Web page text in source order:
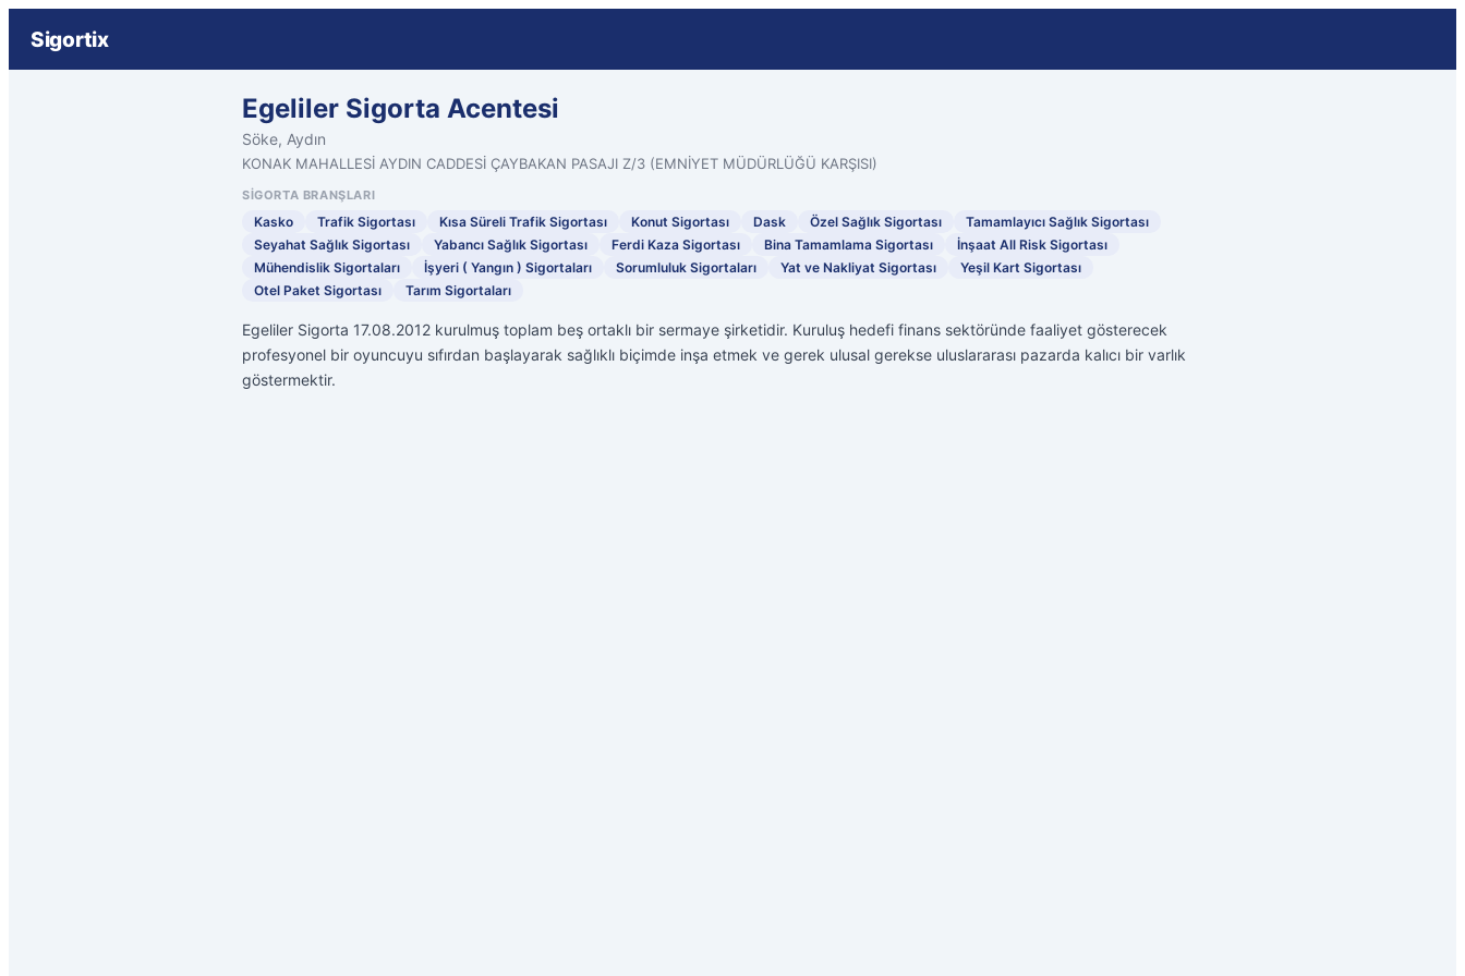
Sigortix
Egeliler Sigorta Acentesi
Söke, Aydın
KONAK MAHALLESİ AYDIN CADDESİ ÇAYBAKAN PASAJI Z/3 (EMNİYET MÜDÜRLÜĞÜ KARŞISI)
SIGORTA BRANŞLARI
Kasko Trafik Sigortası Kısa Süreli Trafik Sigortası Konut Sigortası Dask Özel Sağlık Sigortası
Tamamlayıcı Sağlık Sigortası
Seyahat Sağlık Sigortası
Yabancı Sağlık Sigortası Ferdi Kaza Sigortası Bina Tamamlama Sigortası
İnşaat All Risk Sigortası
Mühendislik Sigortaları
İşyeri ( Yangın ) Sigortaları Sorumluluk Sigortaları Yat ve Nakliyat Sigortası
Yeşil Kart Sigortası
Otel Paket Sigortası
Tarım Sigortaları
Egeliler Sigorta 17.08.2012 kurulmuş toplam beş ortaklı bir sermaye şirketidir. Kuruluş hedefi finans sektöründe faaliyet gösterecek
profesyonel bir oyuncuyu sıfırdan başlayarak sağlıklı biçimde inşa etmek ve gerek ulusal gerekse uluslararası pazarda kalıcı bir varlık
göstermektir.